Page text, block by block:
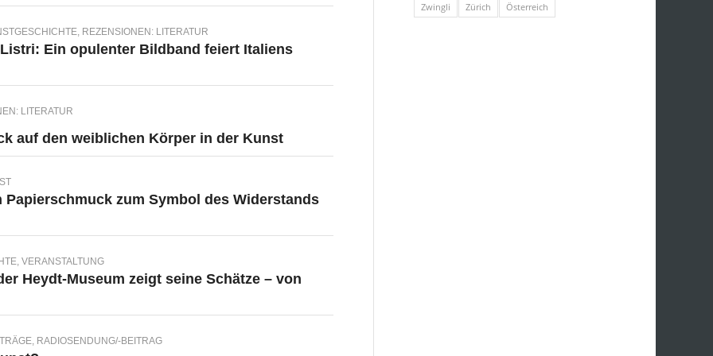
, REZENSIONEN: LITERATUR
Ein opulenter Bildband feiert Italiens
LITERATUR
auf den weiblichen Körper in der Kunst
zum Symbol des Widerstands
, VERANSTALTUNG
Heydt-Museum zeigt seine Schätze – von
, RADIOSENDUNG/-BEITRAG
Zwingli
Zürich Österreich